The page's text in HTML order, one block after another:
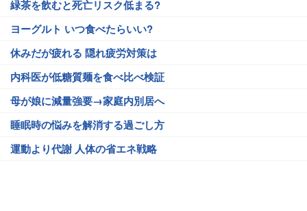
緑茶を飲むと死亡リスク低まる?
ヨーグルト いつ食べたらいい?
休みだが疲れる 隠れ疲労対策は
内科医が低糖質麺を食べ比べ検証
母が娘に減量強要→家庭内別居へ
睡眠時の悩みを解消する過ごし方
運動より代謝 人体の省エネ戦略